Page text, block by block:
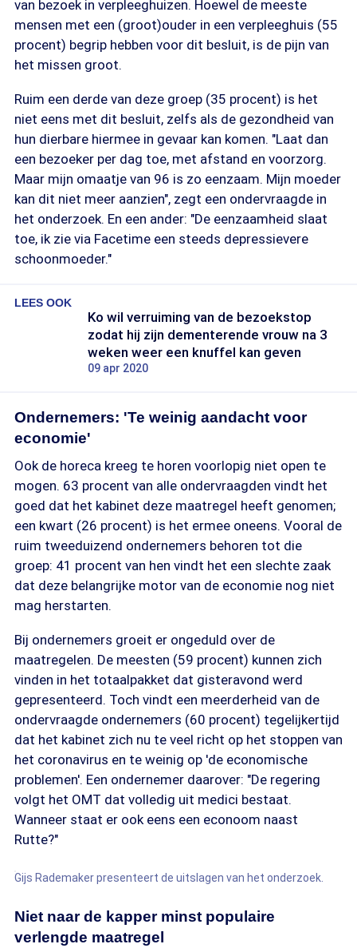
van bezoek in verpleeghuizen. Hoewel de meeste
mensen met een (groot)ouder in een verpleeghuis (55
procent) begrip hebben voor dit besluit, is de pijn van
het missen groot.
Ruim een derde van deze groep (35 procent) is het
niet eens met dit besluit, zelfs als de gezondheid van
hun dierbare hiermee in gevaar kan komen. "Laat dan
een bezoeker per dag toe, met afstand en voorzorg.
Maar mijn omaatje van 96 is zo eenzaam. Mijn moeder
kan dit niet meer aanzien", zegt een ondervraagde in
het onderzoek. En een ander: "De eenzaamheid slaat
toe, ik zie via Facetime een steeds depressievere
schoonmoeder."
LEES OOK
Ko wil verruiming van de bezoekstop
zodat hij zijn dementerende vrouw na 3
weken weer een knuffel kan geven
09 apr 2020
Ondernemers: 'Te weinig aandacht voor
economie'
Ook de horeca kreeg te horen voorlopig niet open te
mogen. 63 procent van alle ondervraagden vindt het
goed dat het kabinet deze maatregel heeft genomen;
een kwart (26 procent) is het ermee oneens. Vooral de
ruim tweeduizend ondernemers behoren tot die
groep: 41 procent van hen vindt het een slechte zaak
dat deze belangrijke motor van de economie nog niet
mag herstarten.
Bij ondernemers groeit er ongeduld over de
maatregelen. De meesten (59 procent) kunnen zich
vinden in het totaalpakket dat gisteravond werd
gepresenteerd. Toch vindt een meerderheid van de
ondervraagde ondernemers (60 procent) tegelijkertijd
dat het kabinet zich nu te veel richt op het stoppen van
het coronavirus en te weinig op 'de economische
problemen'. Een ondernemer daarover: "De regering
volgt het OMT dat volledig uit medici bestaat.
Wanneer staat er ook eens een econoom naast
Rutte?"
Gijs Rademaker presenteert de uitslagen van het onderzoek.
Niet naar de kapper minst populaire
verlengde maatregel